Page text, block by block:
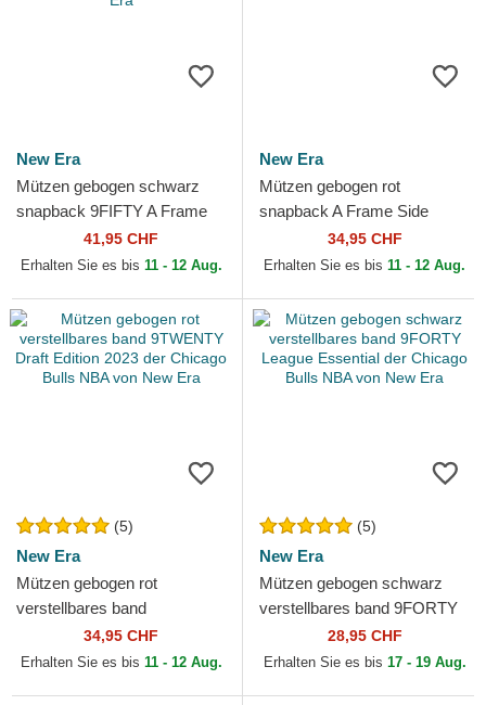
New Era
Mützen gebogen schwarz
snapback 9FIFTY A Frame
Precurved Hardwood
Classics der Chicago Bulls
41,95 CHF
Erhalten Sie es bis 11 - 12 Aug.
New Era
Mützen gebogen rot
snapback A Frame Side
Patch der Chicago Bulls NBA
von New Era
34,95 CHF
Erhalten Sie es bis 11 - 12 Aug.
(5)
New Era
Mützen gebogen rot
verstellbares band
9TWENTY Draft Edition 2023
der Chicago Bulls NBA von
34,95 CHF
Erhalten Sie es bis 11 - 12 Aug.
(5)
New Era
Mützen gebogen schwarz
verstellbares band 9FORTY
League Essential der
Chicago Bulls NBA von New
28,95 CHF
Erhalten Sie es bis 17 - 19 Aug.